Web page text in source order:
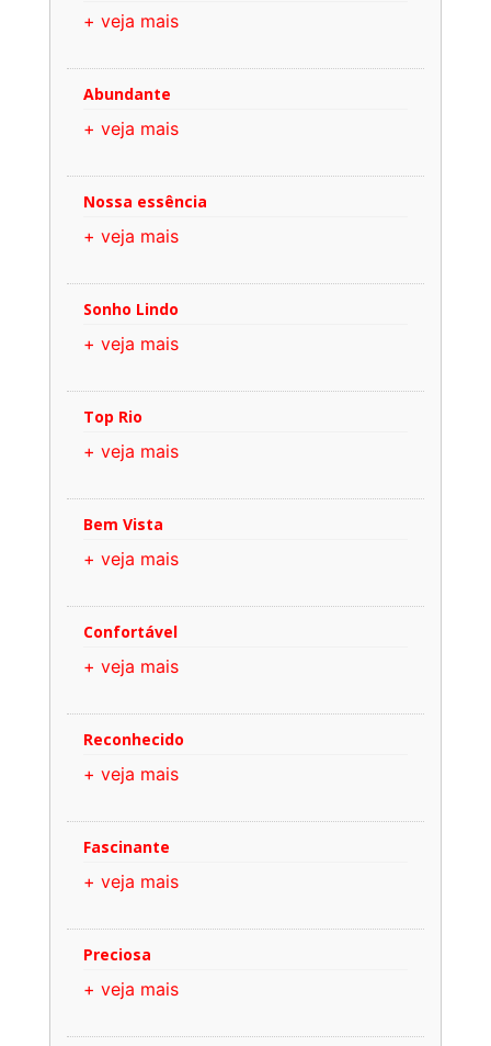
+ veja mais
Abundante
+ veja mais
Nossa essência
+ veja mais
Sonho Lindo
+ veja mais
Top Rio
+ veja mais
Bem Vista
+ veja mais
Confortável
+ veja mais
Reconhecido
+ veja mais
Fascinante
+ veja mais
Preciosa
+ veja mais